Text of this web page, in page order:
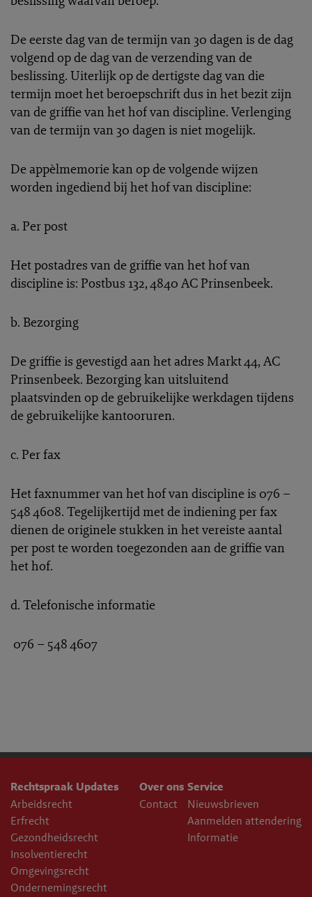
De eerste dag van de termijn van 30 dagen is de dag
volgend op de dag van de verzending van de
beslissing. Uiterlijk op de dertigste dag van die
termijn moet het beroepschrift dus in het bezit zijn
van de griffie van het hof van discipline. Verlenging
van de termijn van 30 dagen is niet mogelijk.
De appèlmemorie kan op de volgende wijzen
worden ingediend bij het hof van discipline:
a. Per post
Het postadres van de griffie van het hof van
discipline is: Postbus 132, 4840 AC Prinsenbeek.
b. Bezorging
De griffie is gevestigd aan het adres Markt 44, AC
Prinsenbeek. Bezorging kan uitsluitend
plaatsvinden op de gebruikelijke werkdagen tijdens
de gebruikelijke kantooruren.
c. Per fax
Het faxnummer van het hof van discipline is 076 –
548 4608. Tegelijkertijd met de indiening per fax
dienen de originele stukken in het vereiste aantal
per post te worden toegezonden aan de griffie van
het hof.
d. Telefonische informatie
076 – 548 4607
Rechtspraak Updates
Arbeidsrecht
Erfrecht
Gezondheidsrecht
Insolventierecht
Omgevingsrecht
Ondernemingsrecht
Over ons
Contact
Service
Nieuwsbrieven
Aanmelden attendering
Informatie